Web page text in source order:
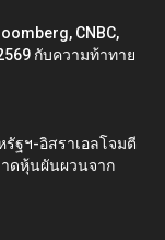
CNBC,
กับความท้าทาย
ฐฯ-อิสราเอลโจมตี
ดหุ้นผันผวนจาก